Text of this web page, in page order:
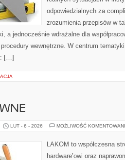
odpowiedzialnych za
zrozumienia przepisów w
a jednocześnie wdrażalne dla
wewnętrzne. W centrum
[…]
LUT - 6 - 2026 MOŻLIWOŚĆ
LAKOM to współczesna
hardware’owi oraz